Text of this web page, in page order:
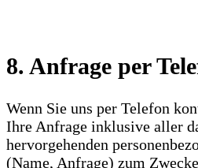
8. Anfrage per
Wenn Sie uns per Telefon
Ihre Anfrage inklusive aller
hervorgehenden
(Name, Anfrage) zum